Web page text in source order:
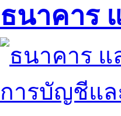
ธนาคาร
การบัญชีแล